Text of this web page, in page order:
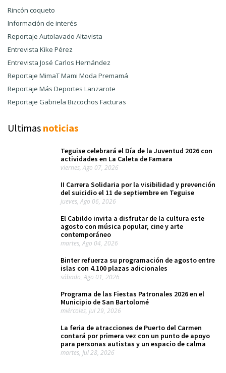
Rincón coqueto
Información de interés
Reportaje Autolavado Altavista
Entrevista Kike Pérez
Entrevista José Carlos Hernández
Reportaje MimaT Mami Moda Premamá
Reportaje Más Deportes Lanzarote
Reportaje Gabriela Bizcochos Facturas
Ultimas noticias
Teguise celebrará el Día de la Juventud 2026 con
actividades en La Caleta de Famara
viernes, Ago 07, 2026
II Carrera Solidaria por la visibilidad y prevención
del suicidio el 11 de septiembre en Teguise
jueves, Ago 06, 2026
El Cabildo invita a disfrutar de la cultura este
agosto con música popular, cine y arte
contemporáneo
martes, Ago 04, 2026
Binter refuerza su programación de agosto entre
islas con 4.100 plazas adicionales
sábado, Ago 01, 2026
Programa de las Fiestas Patronales 2026 en el
Municipio de San Bartolomé
miércoles, Jul 29, 2026
La feria de atracciones de Puerto del Carmen
contará por primera vez con un punto de apoyo
para personas autistas y un espacio de calma
martes, Jul 28, 2026